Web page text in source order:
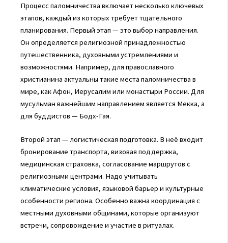
Процесс паломничества включает несколько ключевых
этапов, каждый из которых требует тщательного
планирования. Первый этап — это выбор направления.
Он определяется религиозной принадлежностью
путешественника, духовными устремлениями и
возможностями. Например, для православного
христианина актуальны такие места паломничества в
мире, как Афон, Иерусалим или монастыри России. Для
мусульман важнейшим направлением является Мекка, а
для буддистов — Бодх-Гая.
Второй этап — логистическая подготовка. В неё входит
бронирование транспорта, визовая поддержка,
медицинская страховка, согласование маршрутов с
религиозными центрами. Надо учитывать
климатические условия, языковой барьер и культурные
особенности региона. Особенно важна координация с
местными духовными общинами, которые организуют
встречи, сопровождение и участие в ритуалах.